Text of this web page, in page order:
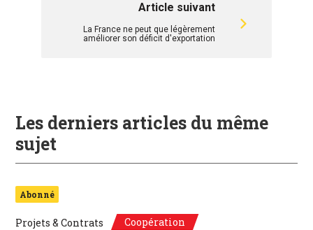
Article suivant
La France ne peut que légèrement
améliorer son déficit d'exportation
Les derniers articles du même
sujet
Abonné
Projets & Contrats Coopération